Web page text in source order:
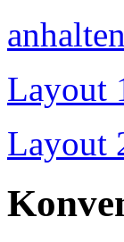
anhalten
Layout
Layout